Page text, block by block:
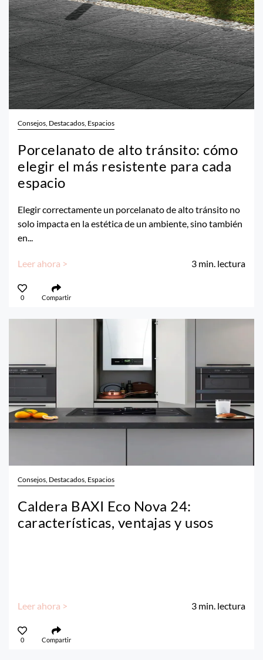
Consejos, Destacados, Espacios
Porcelanato de alto tránsito: cómo
elegir el más resistente para cada
espacio
Elegir correctamente un porcelanato de alto tránsito no
solo impacta en la estética de un ambiente, sino también
en...
Leer ahora > 3 min. lectura
0 Compartir
Consejos, Destacados, Espacios
Caldera BAXI Eco Nova 24:
características, ventajas y usos
Leer ahora > 3 min. lectura
0 Compartir